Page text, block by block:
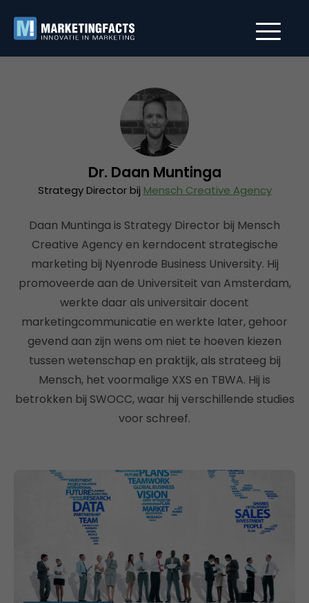
Dr. Daan Muntinga
Strategy Director bij Mensch Creative Agency
Daan Muntinga is Strategy Director bij Mensch
Creative Agency en kerndocent strategische
marketing bij Nyenrode Business University. Hij
promoveerde aan de Universiteit van Amsterdam,
werkte daar als universitair docent
marketingcommunicatie en werkte later, gehoor
gevend aan zijn wens om niet te hoeven kiezen
tussen wetenschap en praktijk, als strateeg bij
Mensch, het voormalige XXS en TBWA. Hij is
betrokken bij SWOCC, waar hij verschillende studies
voor schreef.